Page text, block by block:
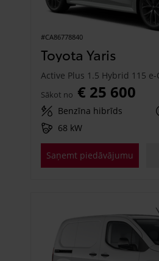
#CA86778840
Toyota Yaris
Sākot no € 25 600
Benzīna hibrīds
68 kW
Saņemt piedāvājumu